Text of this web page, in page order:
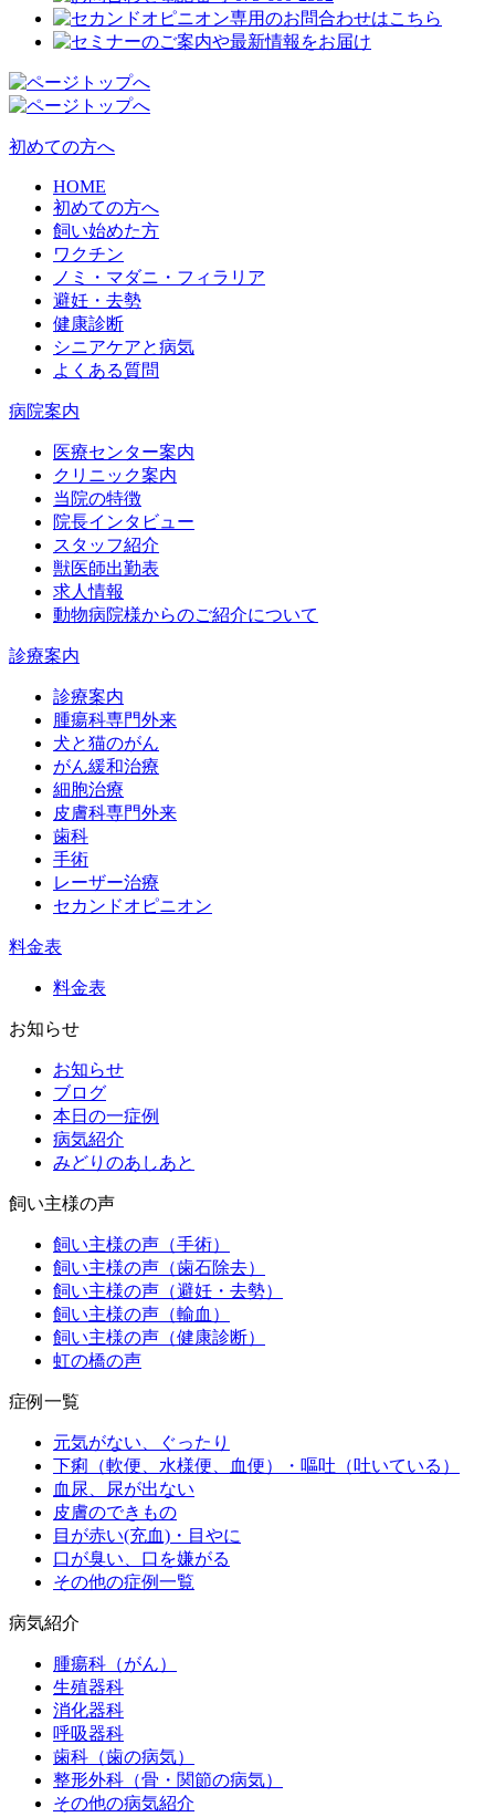
初めての方へ
HOME
初めての方へ
飼い始めた方
ワクチン
ノミ・マダニ・フィラリア
避妊・去勢
健康診断
シニアケアと病気
よくある質問
病院案内
医療センター案内
クリニック案内
当院の特徴
院長インタビュー
スタッフ紹介
獣医師出勤表
求人情報
動物病院様からのご紹介について
診療案内
診療案内
腫瘍科専門外来
犬と猫のがん
がん緩和治療
細胞治療
皮膚科専門外来
歯科
手術
レーザー治療
セカンドオピニオン
料金表
料金表
お知らせ
お知らせ
ブログ
本日の一症例
病気紹介
みどりのあしあと
飼い主様の声
飼い主様の声（手術）
飼い主様の声（歯石除去）
飼い主様の声（避妊・去勢）
飼い主様の声（輸血）
飼い主様の声（健康診断）
虹の橋の声
症例一覧
元気がない、ぐったり
下痢（軟便、水様便、血便）・嘔吐（吐いている）
血尿、尿が出ない
皮膚のできもの
目が赤い(充血)・目やに
口が臭い、口を嫌がる
その他の症例一覧
病気紹介
腫瘍科（がん）
生殖器科
消化器科
呼吸器科
歯科（歯の病気）
整形外科（骨・関節の病気）
その他の病気紹介